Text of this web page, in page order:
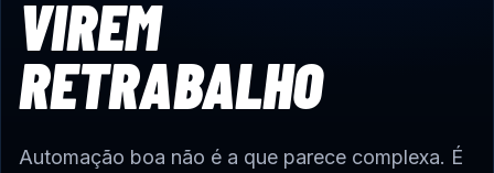
VIREM
RETRABALHO
Automação boa não é a que parece complexa. É